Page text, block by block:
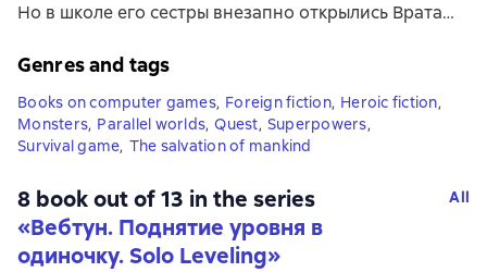
Но в школе его сестры внезапно открылись Врата…
Genres and tags
Books on computer games, Foreign fiction, Heroic fiction,
Monsters, Parallel worlds, Quest, Superpowers,
Survival game, The salvation of mankind
8 book out of 13 in the series
«Вебтун. Поднятие уровня в
одиночку. Solo Leveling»
All